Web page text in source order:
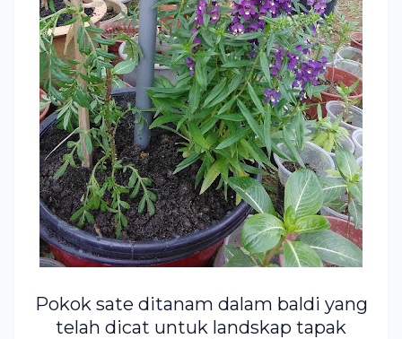
Pokok sate ditanam dalam baldi yang
telah dicat untuk landskap tapak